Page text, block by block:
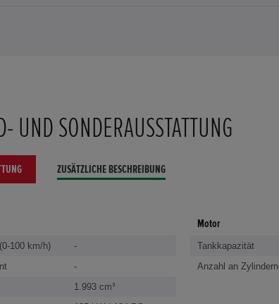
UND SONDERAUSSTATTUNG
ZUSÄTZLICHE BESCHREIBUNG
100 km/h)
-
-
1.993 cm³
Motor
Tankkapazität
Anzahl an Zylindern